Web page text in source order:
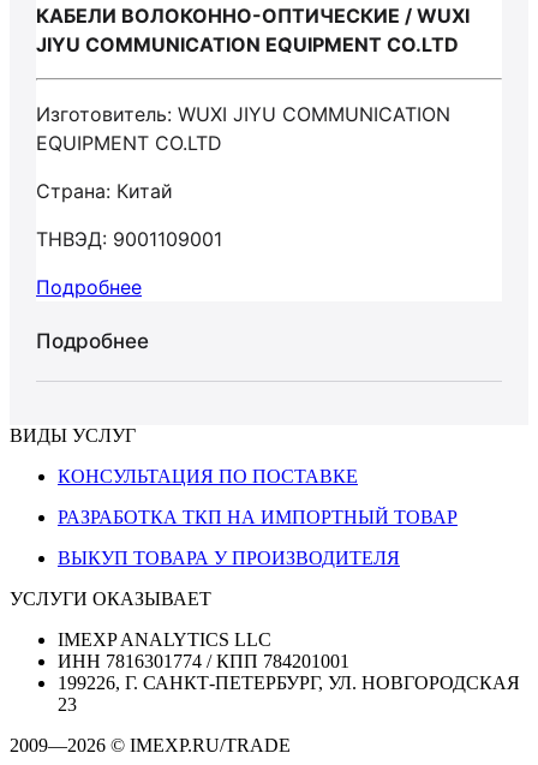
КАБЕЛИ ВОЛОКОННО-ОПТИЧЕСКИЕ / WUXI
JIYU COMMUNICATION EQUIPMENT CO.LTD
Изготовитель: WUXI JIYU COMMUNICATION
EQUIPMENT CO.LTD
Страна: Китай
ТНВЭД: 9001109001
Подробнее
Подробнее
ВИДЫ УСЛУГ
КОНСУЛЬТАЦИЯ ПО ПОСТАВКЕ
РАЗРАБОТКА ТКП НА ИМПОРТНЫЙ ТОВАР
ВЫКУП ТОВАРА У ПРОИЗВОДИТЕЛЯ
УСЛУГИ ОКАЗЫВАЕТ
IMEXP ANALYTICS LLC
ИНН 7816301774 / КПП 784201001
199226, Г. САНКТ-ПЕТЕРБУРГ, УЛ. НОВГОРОДСКАЯ
23
2009—2026 © IMEXP.RU/TRADE